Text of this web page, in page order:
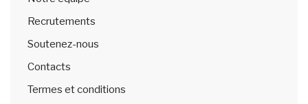
Recrutements
Soutenez-nous
Contacts
Termes et conditions